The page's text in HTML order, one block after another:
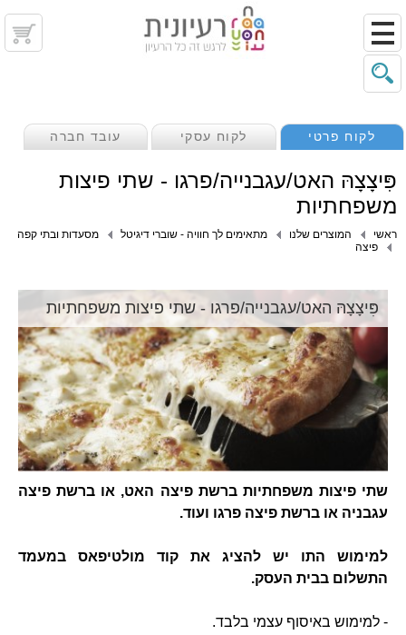
לקוח פרטי לקוח עסקי עובד חברה
פִּיצָצָהּ האט/עגבנייה/פרגו - שתי פיצות
משפחתיות
ראשי המוצרים שלנו מתאימים לך חוויה - שוברי דיגיטל
מסעדות ובתי קפה
פיצה
פִּיצָצָהּ האט/עגבנייה/פרגו - שתי פיצות משפחתיות
שתי פיצות משפחתיות ברשת פיצה האט, או ברשת פיצה
עגבניה או ברשת פיצה פרגו ועוד.
למימוש התו יש להציג את קוד מולטיפאס במעמד
התשלום בבית העסק.
- למימוש באיסוף עצמי בלבד.